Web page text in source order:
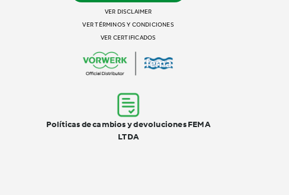
VER DISCLAIMER
VER TÉRMINOS Y CONDICIONES
VER CERTIFICADOS
Políticas de cambios y devoluciones FEMA
LTDA